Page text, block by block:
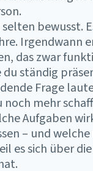
selten bewusst.
Irgendwann
das zwar
du ständig
Frage
noch mehr
Aufgaben
– und
es sich über